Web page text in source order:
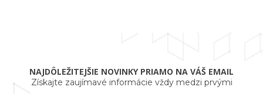
NAJDÔLEŽITEJŠIE NOVINKY PRIAMO NA VÁŠ EMAIL
Získajte zaujímavé informácie vždy medzi prvými